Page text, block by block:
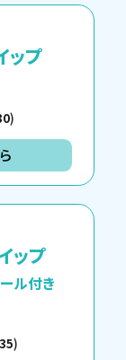
ップ
)
ップ
ール付き
)